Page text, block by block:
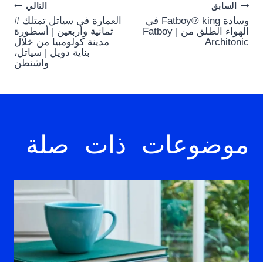
Post
navigation
السابق
وسادة Fatboy® king في
الهواء الطلق من Fatboy |
Architonic
التالي
العمارة في سياتل تمتلك #
ثمانية وأربعين | أسطورة
مدينة كولومبيا من خلال
بناية دويل | سياتل،
واشنطن
موضوعات ذات صلة